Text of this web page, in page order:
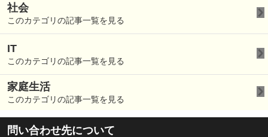
社会
このカテゴリの記事一覧を見る
IT
このカテゴリの記事一覧を見る
家庭生活
このカテゴリの記事一覧を見る
問い合わせ先について